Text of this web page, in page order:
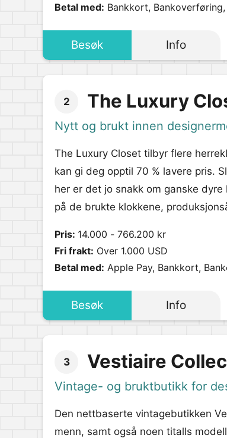
Betal med: Bankkort,
Besøk Info
2 The Luxury
Nytt og brukt innen
The Luxury Closet tilbyr flere
kan gi deg opptil 70 % lavere pris.
her er det jo snakk om ganske
på de brukte klokkene,
Pris: 14.000 - 766.200 kr
Fri frakt: Over 1.000 USD
Betal med: Apple Pay, Bankkort,
Besøk Info
3 Vestiaire
Vintage- og bruktbutikk for
Den nettbaserte vintagebutikken
menn, samt også noen titalls